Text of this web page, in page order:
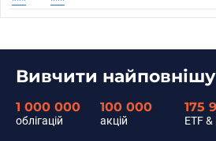
Вивчити
1 000 000
облігацій
100 000
акцій
175
ETF